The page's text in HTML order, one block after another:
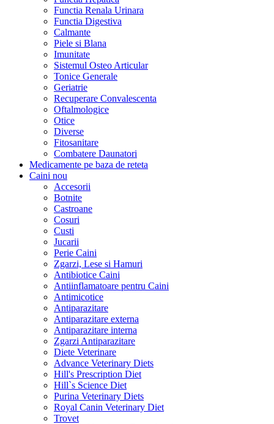
Functia Renala Urinara
Functia Digestiva
Calmante
Piele si Blana
Imunitate
Sistemul Osteo Articular
Tonice Generale
Geriatrie
Recuperare Convalescenta
Oftalmologice
Otice
Diverse
Fitosanitare
Combatere Daunatori
Medicamente pe baza de reteta
Caini nou
Accesorii
Botnite
Castroane
Cosuri
Custi
Jucarii
Perie Caini
Zgarzi, Lese si Hamuri
Antibiotice Caini
Antiinflamatoare pentru Caini
Antimicotice
Antiparazitare
Antiparazitare externa
Antiparazitare interna
Zgarzi Antiparazitare
Diete Veterinare
Advance Veterinary Diets
Hill's Prescription Diet
Hill`s Science Diet
Purina Veterinary Diets
Royal Canin Veterinary Diet
Trovet